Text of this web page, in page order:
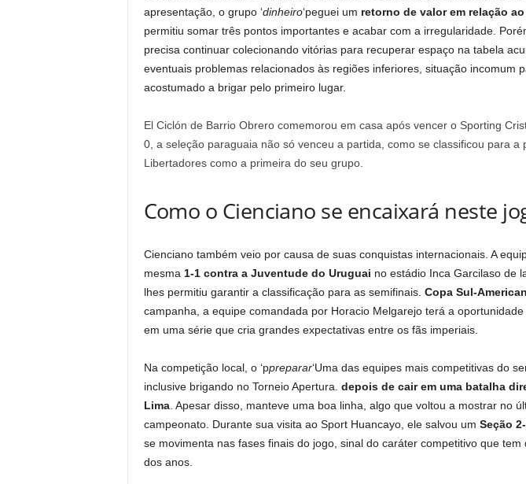
apresentação, o grupo ‘dinheiro‘peguei um retorno de valor em relação ao
permitiu somar três pontos importantes e acabar com a irregularidade.
precisa continuar colecionando vitórias para recuperar espaço na tabela
eventuais problemas relacionados às regiões inferiores, situação incomum
acostumado a brigar pelo primeiro lugar.
El Ciclón de Barrio Obrero comemorou em casa após vencer o Sporting
0, a seleção paraguaia não só venceu a partida, como se classificou para a
Libertadores como a primeira do seu grupo.
Como o Cienciano se encaixará neste
Cienciano também veio por causa de suas conquistas internacionais. A
mesma 1-1 contra a Juventude do Uruguai no estádio Inca Garcilaso de
lhes permitiu garantir a classificação para as semifinais. Copa Sul-
campanha, a equipe comandada por Horacio Melgarejo terá a
em uma série que cria grandes expectativas entre os fãs imperiais.
Na competição local, o ‘ppreparar‘Uma das equipes mais competitivas do
inclusive brigando no Torneio Apertura. depois de cair em uma batalha
Lima. Apesar disso, manteve uma boa linha, algo que voltou a mostrar no
campeonato. Durante sua visita ao Sport Huancayo, ele salvou um Seção
se movimenta nas fases finais do jogo, sinal do caráter competitivo que
dos anos.